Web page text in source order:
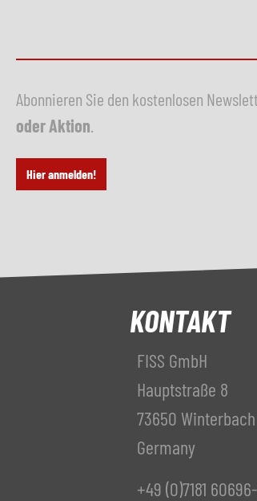
Abonnieren Sie den kostenlosen
oder Aktion
Hier anmelden!
KONTAKT
FISS GmbH
Hauptstraße 8
73650 Winterbach
Germany
+49 (0)7181